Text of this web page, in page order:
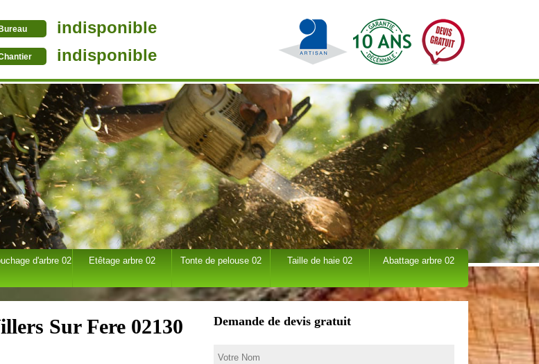
Bureau indisponible
indisponible
d'arbre 02 Etêtage arbre 02 Tonte de pelouse 02 Taille de haie 02 Abattage arbre 02
Sur Fere 02130 Demande de devis gratuit